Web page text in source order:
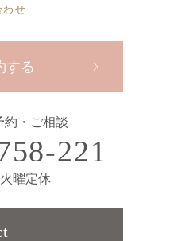
わせ
する
約・ご相談
221
曜定休